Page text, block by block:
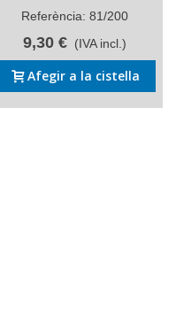
Referència: 81/200
9,30 € (IVA incl.)
Afegir a la cistella